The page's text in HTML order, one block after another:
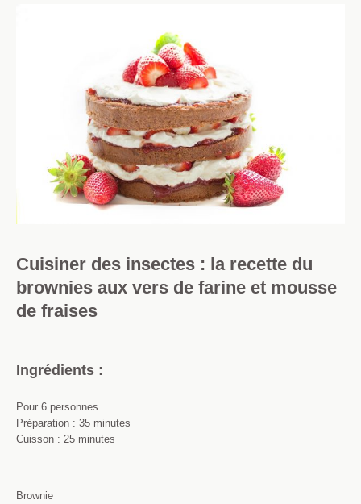
Cuisiner des insectes : la recette du
brownies aux vers de farine et mousse
de fraises
Ingrédients :
Pour 6 personnes
Préparation : 35 minutes
Cuisson : 25 minutes
Brownie